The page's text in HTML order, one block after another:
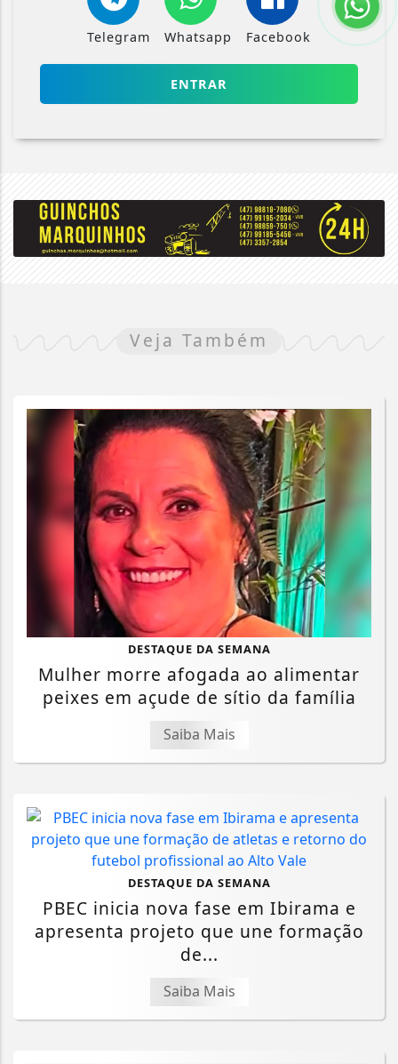
Telegram Whatsapp Facebook
ENTRAR
Veja Também
DESTAQUE DA SEMANA
Mulher morre afogada ao alimentar
peixes em açude de sítio da família
Saiba Mais
DESTAQUE DA SEMANA
PBEC inicia nova fase em Ibirama e
apresenta projeto que une formação
de...
Saiba Mais